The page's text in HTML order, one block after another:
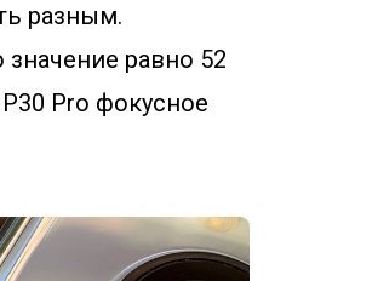
разным.
значение равно 52
Pro фокусное